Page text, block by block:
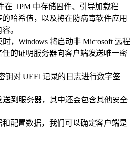
在 TPM 中存储固件、引导加载程
哈希值，以及将在防病毒软件应用
。
，Windows 将启动非 Microsoft 远程
的证明服务器向客户端发送唯一密
钥对 UEFI 记录的日志进行数字签
送到服务器，其中还会包含其他安全
配置数据，我们可以确定客户端是